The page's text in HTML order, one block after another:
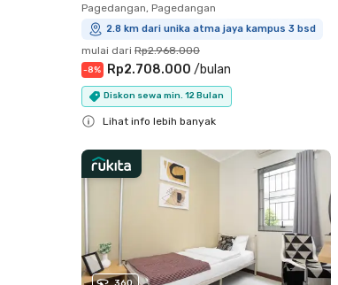
Pagedangan, Pagedangan
2.8 km dari unika atma jaya kampus 3 bsd
mulai dari Rp2.968.000
-8% Rp2.708.000 /bulan
Diskon sewa min. 12 Bulan
Lihat info lebih banyak